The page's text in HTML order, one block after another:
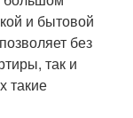
и бытовой
без
так и
такие